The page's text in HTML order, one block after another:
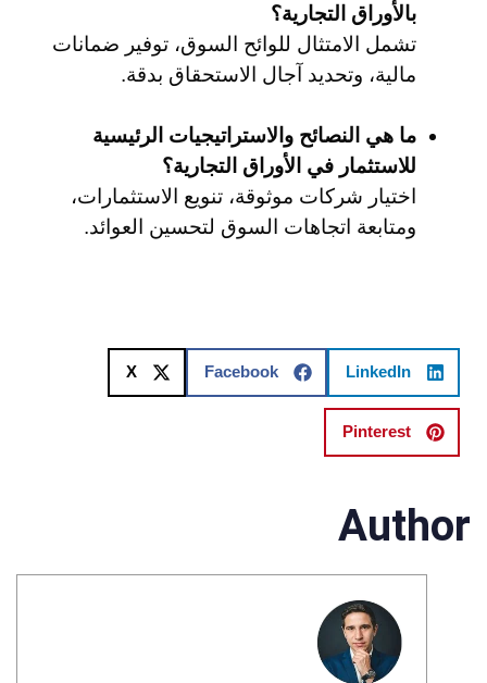
بالأوراق التجارية؟
تشمل الامتثال للوائح السوق، توفير ضمانات
مالية، وتحديد آجال الاستحقاق بدقة.
ما هي النصائح والاستراتيجيات الرئيسية
للاستثمار في الأوراق التجارية؟
اختيار شركات موثوقة، تنويع الاستثمارات،
ومتابعة اتجاهات السوق لتحسين العوائد.
LinkedIn
Facebook
X
Pinterest
Author